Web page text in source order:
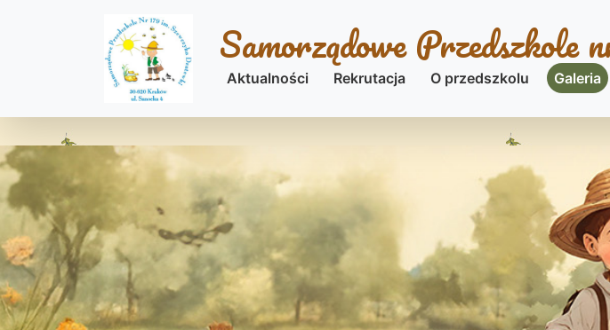
Samorządowe Przedszkole
Aktualności Rekrutacja O przedszkolu Galeria